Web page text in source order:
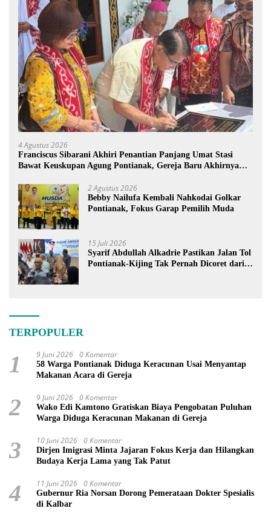
4 Agustus 2026
Franciscus Sibarani Akhiri Penantian Panjang Umat Stasi
Bawat Keuskupan Agung Pontianak, Gereja Baru Akhirnya
2 Agustus 2026
Bebby Nailufa Kembali Nahkodai Golkar
Pontianak, Fokus Garap Pemilih Muda
15 Juli 2026
Syarif Abdullah Alkadrie Pastikan Jalan Tol
Pontianak-Kijing Tak Pernah Dicoret dari
TERPOPULER
1 9 Juni 2026 0 Komentar
58 Warga Pontianak Diduga Keracunan Usai Menyantap
Makanan Acara di Gereja
2 9 Juni 2026 0 Komentar
Wako Edi Kamtono Gratiskan Biaya Pengobatan Puluhan
Warga Diduga Keracunan Makanan di Gereja
3 10 Juni 2026 0 Komentar
Dirjen Imigrasi Minta Jajaran Fokus Kerja dan Hilangkan
Budaya Kerja Lama yang Tak Patut
4 11 Juni 2026 0 Komentar
Gubernur Ria Norsan Dorong Pemerataan Dokter Spesialis
di Kalbar